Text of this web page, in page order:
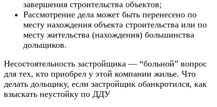
завершения строительства объектов;
Рассмотрение дела может быть перенесено по
месту нахождения объекта строительства или по
месту жительства (нахождения) большинства
дольщиков.
Несостоятельность застройщика — “больной” вопрос
для тех, кто приобрел у этой компании жилье. Что
делать дольщику, если застройщик обанкротился, как
взыскать неустойку по ДДУ